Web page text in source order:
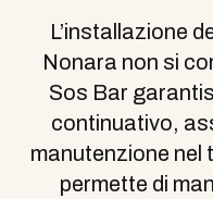
L’installazione
Nonara non si
Sos Bar
continuativo,
manutenzione nel
permette di